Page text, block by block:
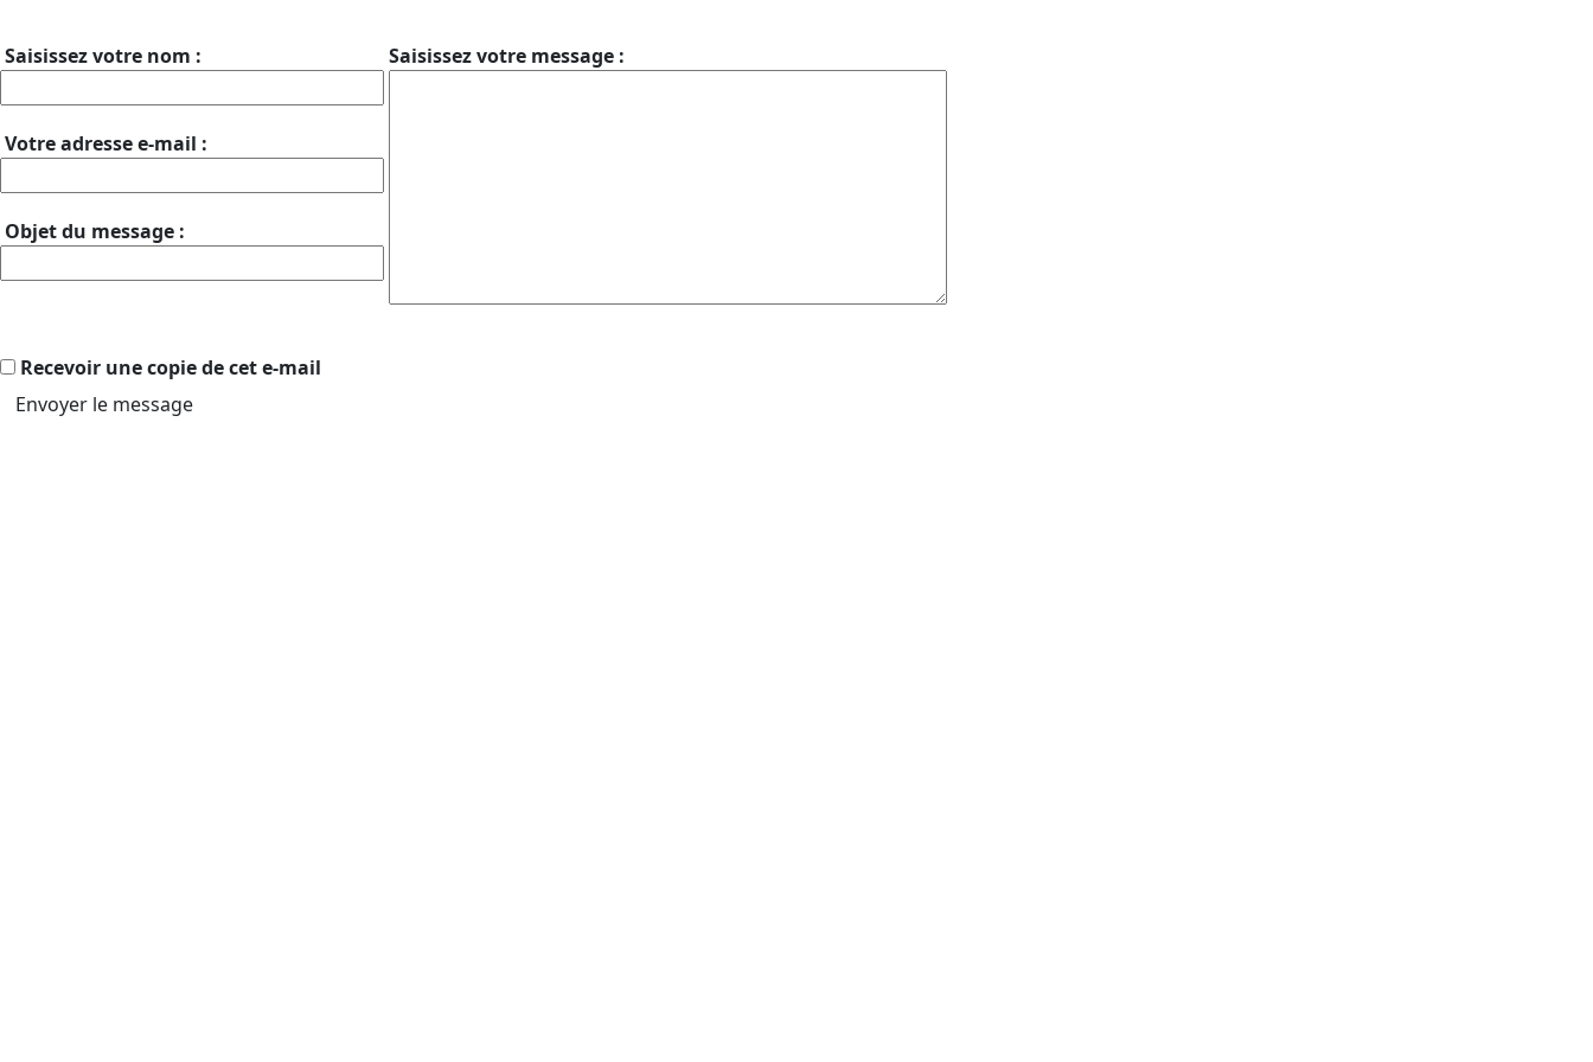
Saisissez votre nom :
Votre adresse e-mail :
Objet du message :
Saisissez votre message :
Recevoir une copie de cet e-mail
Envoyer le message